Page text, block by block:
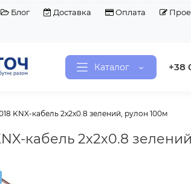
Блог Доставка Оплата
Каталог +38
KNX-кабель 2х2х0.8 зелений, рулон 100м
кабель 2х2х0.8